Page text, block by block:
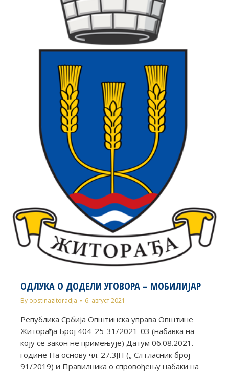
ОДЛУКА О ДОДЕЛИ УГОВОРА – МОБИЛИЈАР
By opstinazitoradja 6. август 2021
Република Србија Општинска управа Општине
Житорађа Број 404-25-31/2021-03 (набавка на
коју се закон не примењује) Датум 06.08.2021.
године На основу чл. 27.ЗЈН („ Сл гласник број
91/2019) и Правилника о спровођењу набаки на